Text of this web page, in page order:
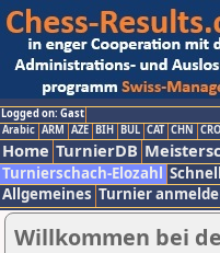
Logged on: Gast
Arabic ARM AZE BIH BUL CAT CHN CRO
Home TurnierDB
Turnierschach-Elozahl
Allgemeines Turnier
Willkommen bei